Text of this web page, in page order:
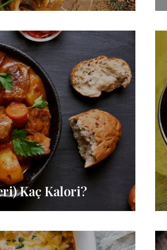
Kaç Kalori?